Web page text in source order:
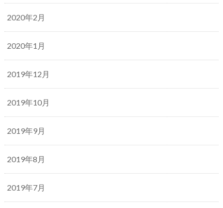
2020年2月
2020年1月
2019年12月
2019年10月
2019年9月
2019年8月
2019年7月